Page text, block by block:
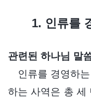
1. 인류를
관련된 하나님 말
인류를 경영하
하는 사역은 총 세